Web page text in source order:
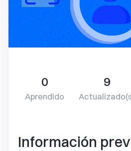
0
Aprendido
9
Información